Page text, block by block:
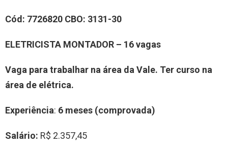
Cód: 7726820 CBO: 3131-30
ELETRICISTA MONTADOR – 16vagas
Vaga para trabalhar na área da Vale. Ter curso na
área de elétrica.
Experiência: 6 meses (comprovada)
Salário: R$ 2.357,45